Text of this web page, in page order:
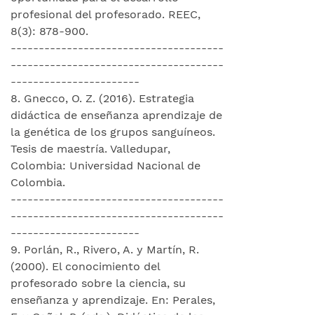
profesional del profesorado. REEC,
8(3): 878-900.
--------------------------------------
--------------------------------------
-----------------------
8. Gnecco, O. Z. (2016). Estrategia
didáctica de enseñanza aprendizaje de
la genética de los grupos sanguíneos.
Tesis de maestría. Valledupar,
Colombia: Universidad Nacional de
Colombia.
--------------------------------------
--------------------------------------
-----------------------
9. Porlán, R., Rivero, A. y Martín, R.
(2000). El conocimiento del
profesorado sobre la ciencia, su
enseñanza y aprendizaje. En: Perales,